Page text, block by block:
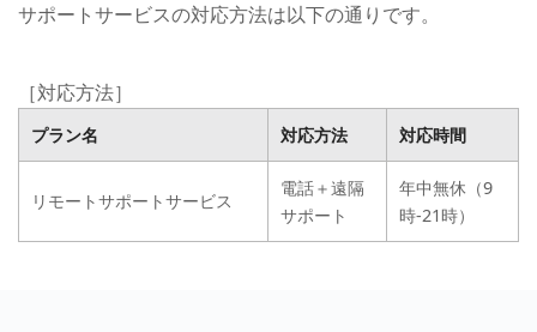
サポートサービスの対応方法は以下の通りです。
［対応方法］
プラン名 対応方法 対応時間
リモートサポートサービス
電話＋遠隔
サポート
年中無休（9
時-21時）